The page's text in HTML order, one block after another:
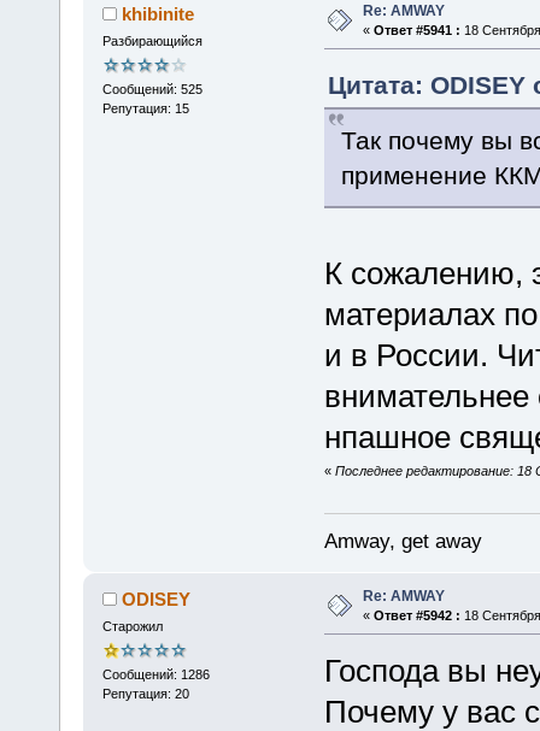
khibinite
Разбирающийся
Сообщений: 525
Репутация: 15
Re: AMWAY
« Ответ #5941 : 18
Цитата: ODISEY
Так почему вы
применение
К сожалению,
материалах
и в России.
внимательнее
нпашное
« Последнее редактирование: 18
Amway, get away
ODISEY
Старожил
Сообщений: 1286
Репутация: 20
Re: AMWAY
« Ответ #5942 : 18
Господа вы
Почему у вас